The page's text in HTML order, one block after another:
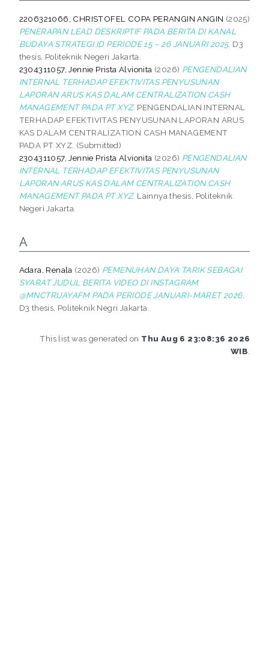
2206321066, CHRISTOFEL COPA PERANGIN ANGIN (2025)
PENERAPAN LEAD DESKRIPTIF PADA BERITA DI KANAL
BUDAYA STRATEGI.ID PERIODE 15 – 26 JANUARI 2025. D3
thesis, Politeknik Negeri Jakarta.
2304311057, Jennie Prista Alvionita (2026) PENGENDALIAN
INTERNAL TERHADAP EFEKTIVITAS PENYUSUNAN
LAPORAN ARUS KAS DALAM CENTRALIZATION CASH
MANAGEMENT PADA PT XYZ. PENGENDALIAN INTERNAL
TERHADAP EFEKTIVITAS PENYUSUNAN LAPORAN ARUS
KAS DALAM CENTRALIZATION CASH MANAGEMENT
PADA PT XYZ. (Submitted)
2304311057, Jennie Prista Alvionita (2026) PENGENDALIAN
INTERNAL TERHADAP EFEKTIVITAS PENYUSUNAN
LAPORAN ARUS KAS DALAM CENTRALIZATION CASH
MANAGEMENT PADA PT XYZ. Lainnya thesis, Politeknik
Negeri Jakarta.
A
Adara, Renala (2026) PEMENUHAN DAYA TARIK SEBAGAI
SYARAT JUDUL BERITA VIDEO DI INSTAGRAM
@MNCTRIJAYAFM PADA PERIODE JANUARI-MARET 2026.
D3 thesis, Politeknik Negri Jakarta.
This list was generated on Thu Aug 6 23:08:36 2026
WIB